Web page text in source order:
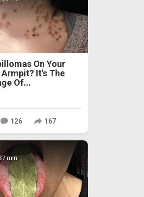
On Your
It's The
Of...
126 167
min